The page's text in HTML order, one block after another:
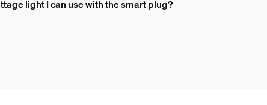
light I can use with the smart plug?